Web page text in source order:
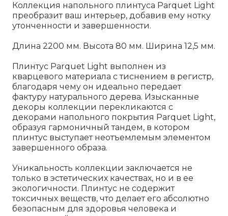
Коллекция напольного плинтуса Parquet Light
преобразит ваш интерьер, добавив ему нотку
утонченности и завершенности.
Длина 2200 мм. Высота 80 мм. Ширина 12,5 мм.
Плинтус Parquet Light выполнен из
кварцевого материала с тиснением в регистр,
благодаря чему он идеально передает
фактуру натурального дерева. Изысканные
декоры коллекции перекликаются с
декорами напольного покрытия Parquet Light,
образуя гармоничный тандем, в котором
плинтус выступает неотъемлемым элементом
завершенного образа.
Уникальность коллекции заключается не
только в эстетических качествах, но и в ее
экологичности. Плинтус не содержит
токсичных веществ, что делает его абсолютно
безопасным для здоровья человека и